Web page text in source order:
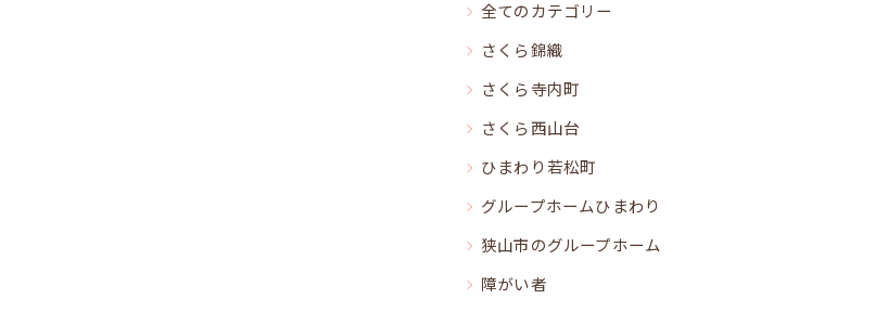
全てのカテゴリー
さくら錦織
さくら寺内町
さくら西山台
ひまわり若松町
グループホームひまわり
狭山市のグループホーム
障がい者